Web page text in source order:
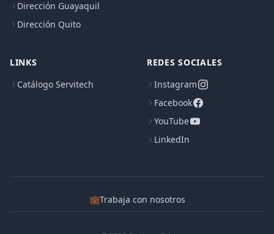
Dirección Guayaquil
Dirección Quito
LINKS
Catálogo Servitech
REDES SOCIALES
Instagram
Facebook
YouTube
LinkedIn
💼Trabaja con nosotros